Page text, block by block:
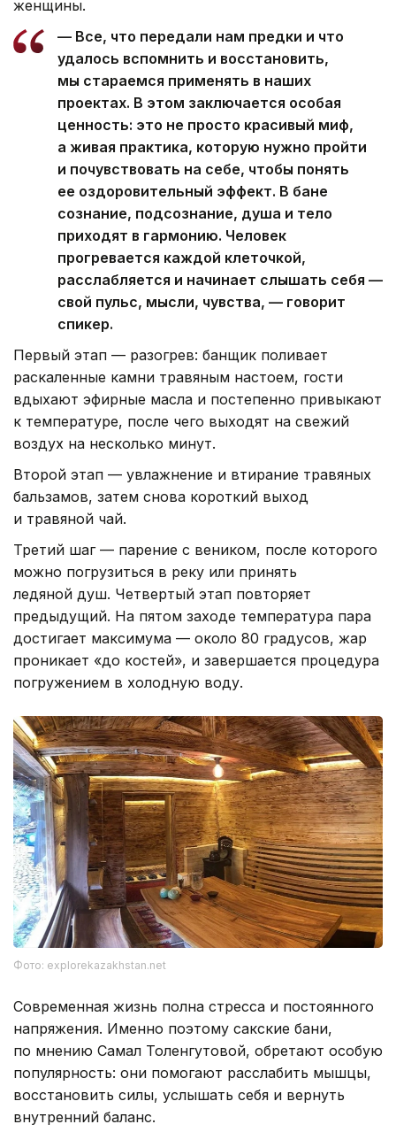
женщины.
— Все, что передали нам предки и что
удалось вспомнить и восстановить,
мы стараемся применять в наших
проектах. В этом заключается особая
ценность: это не просто красивый миф,
а живая практика, которую нужно пройти
и почувствовать на себе, чтобы понять
ее оздоровительный эффект. В бане
сознание, подсознание, душа и тело
приходят в гармонию. Человек
прогревается каждой клеточкой,
расслабляется и начинает слышать себя —
свой пульс, мысли, чувства, — говорит
спикер.
Первый этап — разогрев: банщик поливает
раскаленные камни травяным настоем, гости
вдыхают эфирные масла и постепенно привыкают
к температуре, после чего выходят на свежий
воздух на несколько минут.
Второй этап — увлажнение и втирание травяных
бальзамов, затем снова короткий выход
и травяной чай.
Третий шаг — парение с веником, после которого
можно погрузиться в реку или принять
ледяной душ. Четвертый этап повторяет
предыдущий. На пятом заходе температура пара
достигает максимума — около 80 градусов, жар
проникает «до костей», и завершается процедура
погружением в холодную воду.
Фото: explorekazakhstan.net
Современная жизнь полна стресса и постоянного
напряжения. Именно поэтому сакские бани,
по мнению Самал Толенгутовой, обретают особую
популярность: они помогают расслабить мышцы,
восстановить силы, услышать себя и вернуть
внутренний баланс.